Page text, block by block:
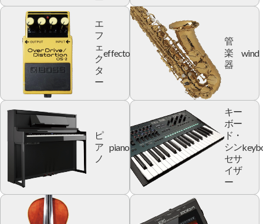
エ
フ
ェ
ク
タ
ー
effector
管
楽
器
wind
ピ
ア
ノ
piano
キー
ボー
ド・
シン
セサ
イザ
ー